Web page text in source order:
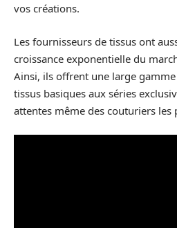
vos créations.
Les fournisseurs de tissus ont
croissance exponentielle du
Ainsi, ils offrent une large
tissus basiques aux séries
attentes même des couturiers les